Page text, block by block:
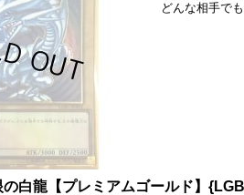
どんな相手で
の白龍【プレミアムゴールド】